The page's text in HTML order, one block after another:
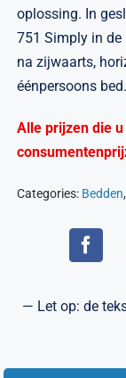
oplossing. In
751 Simply in de
na zijwaarts,
éénpersoons bed.
Alle prijzen die
Categories: Bedden,
— Let op: de